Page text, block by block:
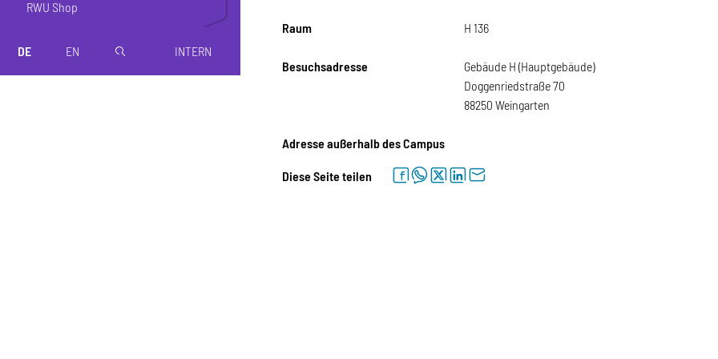
RWU Shop
DE EN magnifier INTERN
Raum H 136
Besuchsadresse
Gebäude H (Hauptgebäude)
Doggenriedstraße 70
88250 Weingarten
Adresse außerhalb des Campus
Diese Seite teilen facebookwhatsapptwitterlinkedinletter